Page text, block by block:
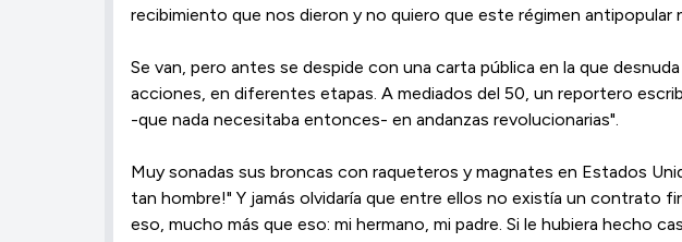
recibimiento que nos dieron y no quiero que este régimen antipopular
Se van, pero antes se despide con una carta pública en la que
acciones, en diferentes etapas. A mediados del 50, un reportero
-que nada necesitaba entonces- en andanzas revolucionarias".
Muy sonadas sus broncas con raqueteros y magnates en Estados
tan hombre!" Y jamás olvidaría que entre ellos no existía un contrato
eso, mucho más que eso: mi hermano, mi padre. Si le hubiera hecho